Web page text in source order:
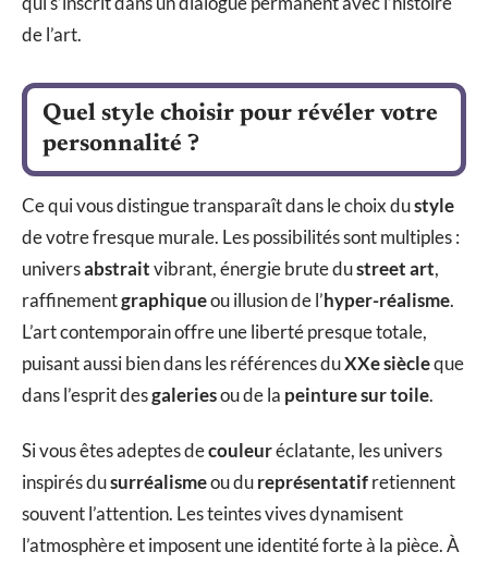
de l’art.
Quel style choisir pour révéler votre
personnalité ?
Ce qui vous distingue transparaît dans le choix dustyle
de votre fresque murale. Les possibilités sont multiples :
universabstraitvibrant, énergie brute dustreet art,
raffinementgraphiqueou illusion de l’hyper-réalisme.
L’art contemporain offre une liberté presque totale,
puisant aussi bien dans les références duXXe siècleque
dans l’esprit desgaleriesou de la peinture sur toile.
Si vous êtes adeptes decouleuréclatante, les univers
inspirés dusurréalismeou dureprésentatifretiennent
souvent l’attention. Les teintes vives dynamisent
l’atmosphère et imposent une identité forte à la pièce. À